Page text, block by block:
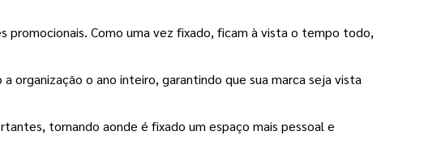
Como uma vez fixado, ficam à vista o tempo todo,
organização o ano inteiro, garantindo que sua marca seja vista
tornando aonde é fixado um espaço mais pessoal e